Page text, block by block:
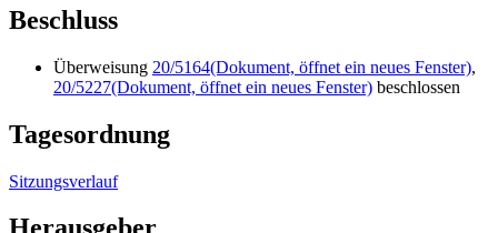
Beschluss
Überweisung 20/5164(Dokument, öffnet ein neues Fenster),
20/5227(Dokument, öffnet ein neues Fenster) beschlossen
Tagesordnung
Sitzungsverlauf